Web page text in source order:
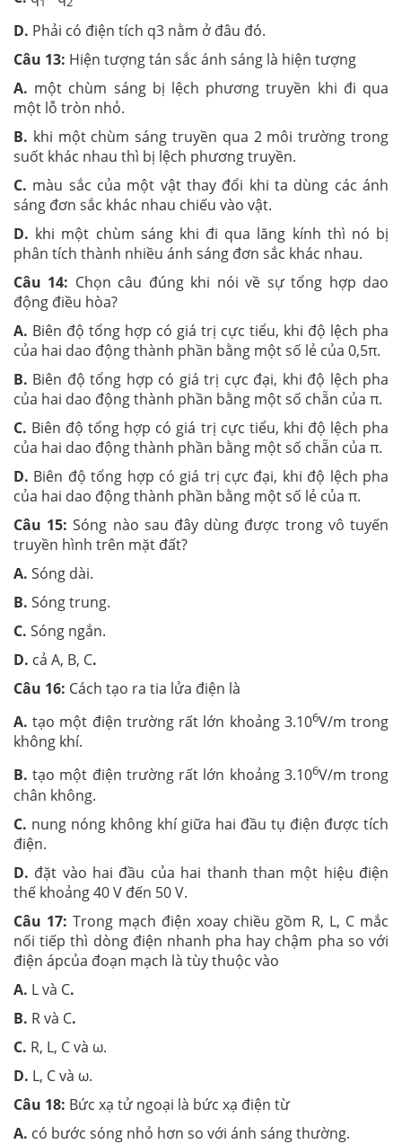
D. Phải có điện tích q3 nằm ở đâu đó.
Câu 13: Hiện tượng tán sắc ánh sáng là hiện tượng
A. một chùm sáng bị lệch phương truyền khi đi qua
một lỗ tròn nhỏ.
B. khi một chùm sáng truyền qua 2 môi trường trong
suốt khác nhau thì bị lệch phương truyền.
C. màu sắc của một vật thay đổi khi ta dùng các ánh
sáng đơn sắc khác nhau chiếu vào vật.
D. khi một chùm sáng khi đi qua lăng kính thì nó bị
phân tích thành nhiều ánh sáng đơn sắc khác nhau.
Câu 14: Chọn câu đúng khi nói về sự tổng hợp dao
động điều hòa?
A. Biên độ tổng hợp có giá trị cực tiểu, khi độ lệch pha
của hai dao động thành phần bằng một số lẻ của 0,5π.
B. Biên độ tổng hợp có giá trị cực đại, khi độ lệch pha
của hai dao động thành phần bằng một số chẵn của π.
C. Biên độ tổng hợp có giá trị cực tiểu, khi độ lệch pha
của hai dao động thành phần bằng một số chẵn của π.
D. Biên độ tổng hợp có giá trị cực đại, khi độ lệch pha
của hai dao động thành phần bằng một số lẻ của π.
Câu 15: Sóng nào sau đây dùng được trong vô tuyến
truyền hình trên mặt đất?
A. Sóng dài.
B. Sóng trung.
C. Sóng ngắn.
D. cả A, B, C.
Câu 16: Cách tạo ra tia lửa điện là
A. tạo một điện trường rất lớn khoảng 3.106V/m trong
không khí.
B. tạo một điện trường rất lớn khoảng 3.106V/m trong
chân không.
C. nung nóng không khí giữa hai đầu tụ điện được tích
điện.
D. đặt vào hai đầu của hai thanh than một hiệu điện
thế khoảng 40 V đến 50 V.
Câu 17: Trong mạch điện xoay chiều gồm R, L, C mắc
nối tiếp thì dòng điện nhanh pha hay chậm pha so với
điện ápcủa đoạn mạch là tùy thuộc vào
A. L và C.
B. R và C.
C. R, L, C và ω.
D. L, C và ω.
Câu 18: Bức xạ tử ngoại là bức xạ điện từ
A. có bước sóng nhỏ hơn so với ánh sáng thường.